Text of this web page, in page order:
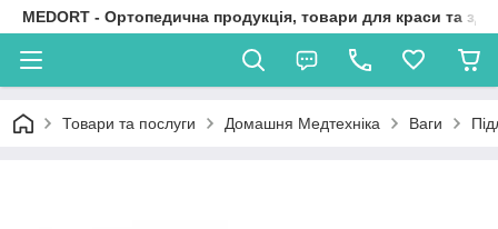
MEDORT - Ортопедична продукція, товари для краси та
Товари та послуги Домашня Медтехніка Ваги